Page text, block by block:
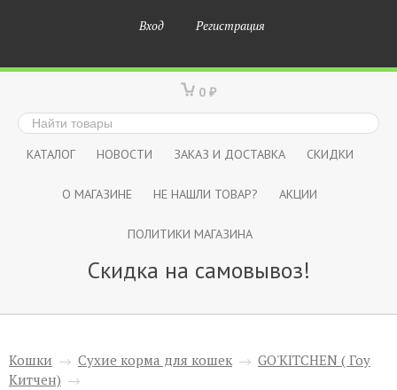
Вход Регистрация
0 ₽
КАТАЛОГ НОВОСТИ ЗАКАЗ И ДОСТАВКА СКИДКИ
О МАГАЗИНЕ НЕ НАШЛИ ТОВАР? АКЦИИ
ПОЛИТИКИ МАГАЗИНА
Скидка на самовывоз!
Кошки → Сухие корма для кошек → GO'KITCHEN ( Гоу
Китчен) →